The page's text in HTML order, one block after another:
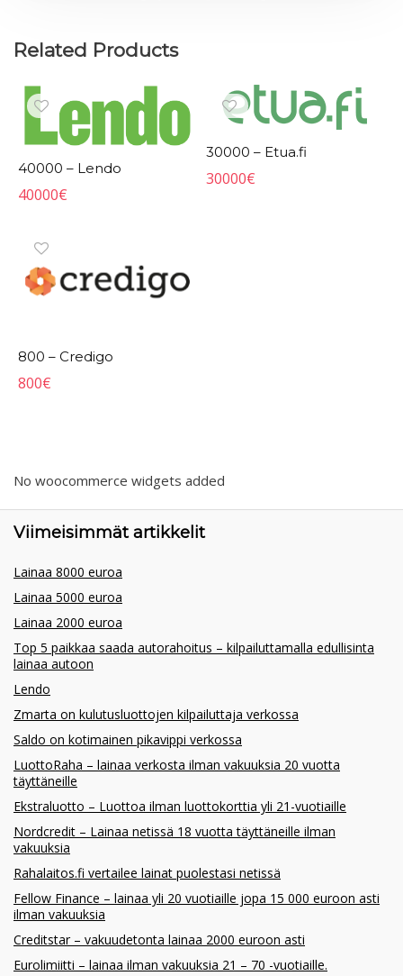
Related Products
40000 – Lendo
40000€
30000 – Etua.fi
30000€
800 – Credigo
800€
No woocommerce widgets added
Viimeisimmät artikkelit
Lainaa 8000 euroa
Lainaa 5000 euroa
Lainaa 2000 euroa
Top 5 paikkaa saada autorahoitus – kilpailuttamalla edullisinta
lainaa autoon
Lendo
Zmarta on kulutusluottojen kilpailuttaja verkossa
Saldo on kotimainen pikavippi verkossa
LuottoRaha – lainaa verkosta ilman vakuuksia 20 vuotta
täyttäneille
Ekstraluotto – Luottoa ilman luottokorttia yli 21-vuotiaille
Nordcredit – Lainaa netissä 18 vuotta täyttäneille ilman
vakuuksia
Rahalaitos.fi vertailee lainat puolestasi netissä
Fellow Finance – lainaa yli 20 vuotiaille jopa 15 000 euroon asti
ilman vakuuksia
Creditstar – vakuudetonta lainaa 2000 euroon asti
Eurolimiitti – lainaa ilman vakuuksia 21 – 70 -vuotiaille.